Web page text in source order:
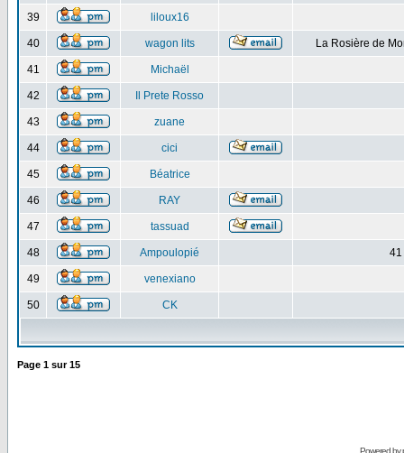
39 liloux16
40 wagon lits La Rosière de
41 Michaël
42 Il Prete Rosso
43 zuane
44 cici
45 Béatrice
46 RAY
47 tassuad
48 Ampoulopié 41
49 venexiano
50 CK
Page 1 sur15
Powered by